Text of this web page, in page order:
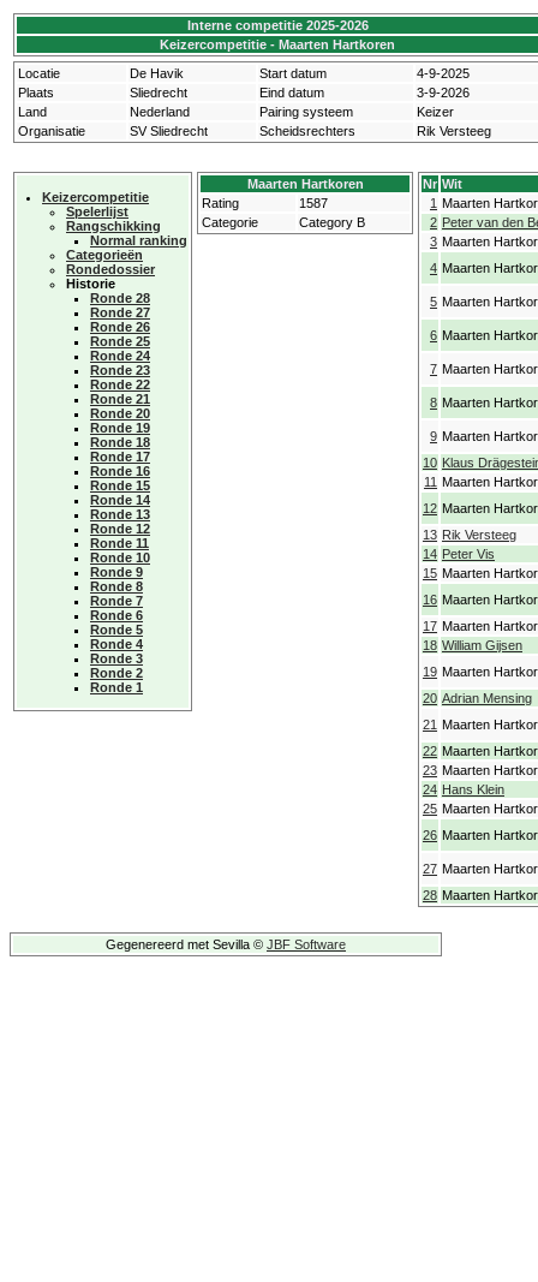
Interne competitie 2025-2026
Keizercompetitie - Maarten Hartkoren
Locatie
De Havik Start datum
4-9-2025
Plaats
Sliedrecht Eind datum
3-9-2026
Land
Nederland Pairing systeem
Keizer
Organisatie
SV Sliedrecht Scheidsrechters Rik Versteeg
Keizercompetitie
Spelerlijst
Rangschikking
Normal ranking
Categorieën
Rondedossier
Historie
Ronde 28
Ronde 27
Ronde 26
Ronde 25
Ronde 24
Ronde 23
Ronde 22
Ronde 21
Ronde 20
Ronde 19
Ronde 18
Ronde 17
Ronde 16
Ronde 15
Ronde 14
Ronde 13
Ronde 12
Ronde 11
Ronde 10
Ronde 9
Ronde 8
Ronde 7
Ronde 6
Ronde 5
Ronde 4
Ronde 3
Ronde 2
Ronde 1
Maarten Hartkoren
Rating
1587
Categorie
Category B
Nr Wit
1 Maarten
2 Peter van den
3 Maarten
4 Maarten
5 Maarten
6 Maarten
7 Maarten
8 Maarten
9 Maarten
10 Klaus
11 Maarten
12 Maarten
13 Rik Versteeg
14 Peter Vis
15 Maarten
16 Maarten
17 Maarten
18 William Gijsen
19 Maarten
20 Adrian Mensing
21 Maarten
22 Maarten
23 Maarten
24 Hans Klein
25 Maarten
26 Maarten
27 Maarten
28 Maarten
Gegenereerd met Sevilla © JBF Software